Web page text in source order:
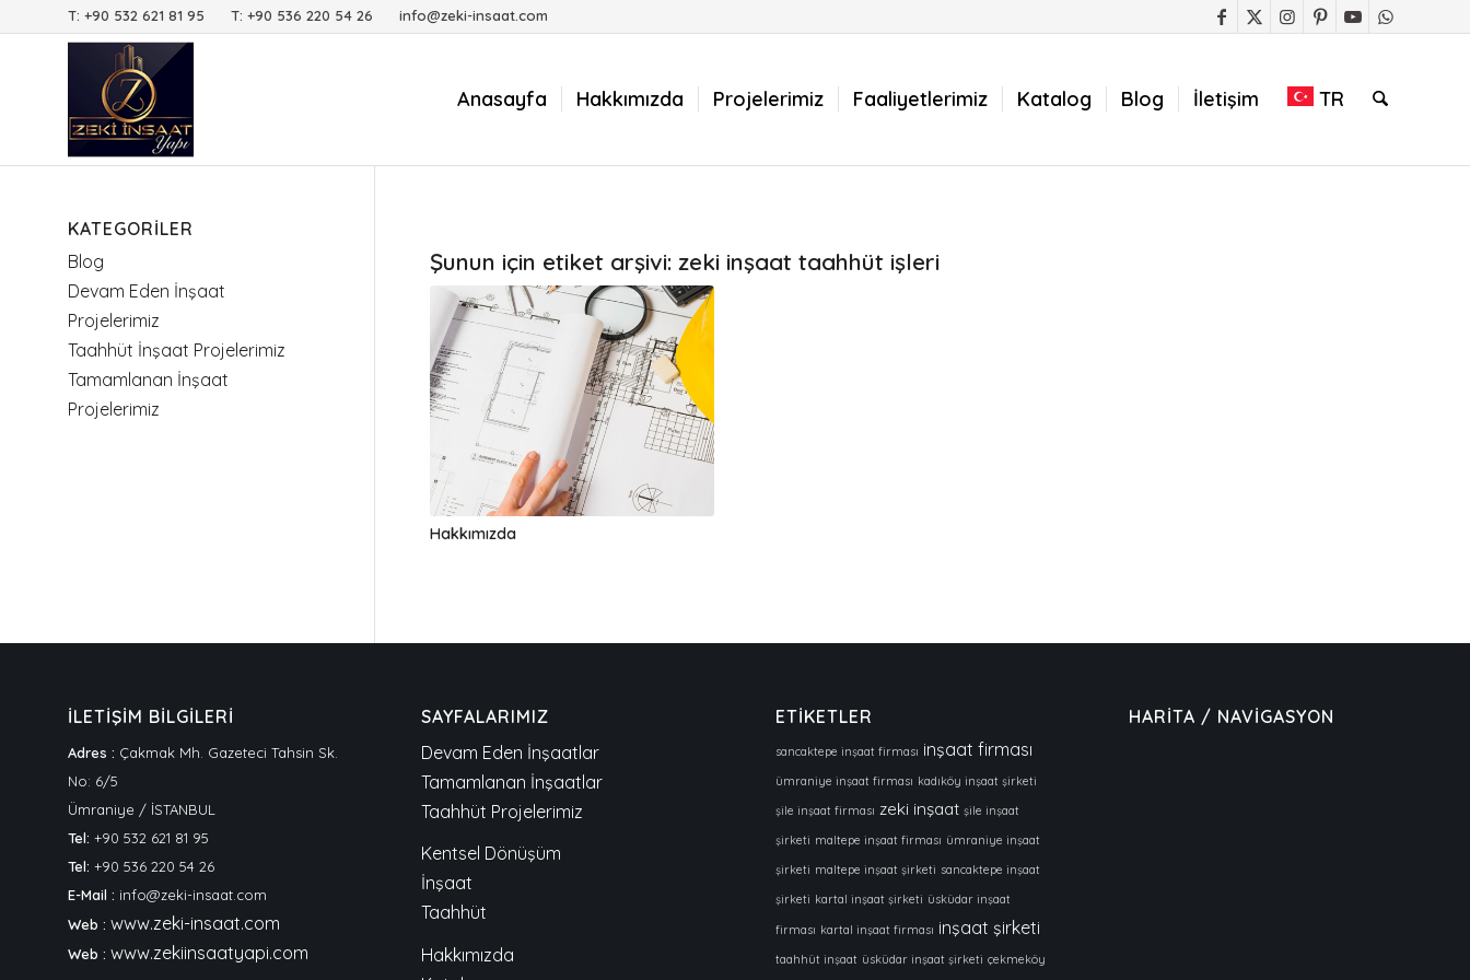
T: +90 532 621 81 95 T: +90 536 220 54 26 info@zeki-insaat.com
Anasayfa Hakkımızda Projelerimiz Faaliyetlerimiz Katalog Blog İletişim TR
Şunun için etiket arşivi: zeki inşaat taahhüt işleri
Hakkımızda
KATEGORILER
Blog
Devam Eden İnşaat
Projelerimiz
Taahhüt İnşaat Projelerimiz
Tamamlanan İnşaat
Projelerimiz
İLETİŞİM BİLGİLERİ
Adres : Çakmak Mh. Gazeteci Tahsin Sk.
No: 6/5
Ümraniye / İSTANBUL
Tel: +90 532 621 81 95
Tel: +90 536 220 54 26
E-Mail : info@zeki-insaat.com
Web : www.zeki-insaat.com
Web : www.zekiinsaatyapi.com
SAYFALARIMIZ
Devam Eden İnşaatlar
Tamamlanan İnşaatlar
Taahhüt Projelerimiz
Kentsel Dönüşüm
İnşaat
Taahhüt
Hakkımızda
ETİKETLER
sancaktepe inşaat firması inşaat firması
ümraniye inşaat firması kadıköy inşaat şirketi
şile inşaat firması zeki inşaat şile inşaat
şirketi maltepe inşaat firması ümraniye inşaat
şirketi maltepe inşaat şirketi sancaktepe inşaat
şirketi kartal inşaat şirketi üsküdar inşaat
firması kartal inşaat firması inşaat şirketi
taahhüt inşaat üsküdar inşaat şirketi çekmeköy
HARİTA / NAVİGASYON